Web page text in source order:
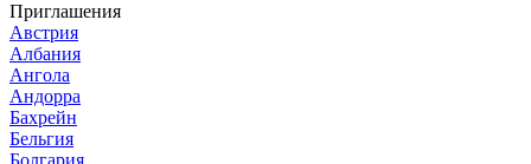
Приглашения
Австрия
Албания
Ангола
Андорра
Бахрейн
Бельгия
Болгария